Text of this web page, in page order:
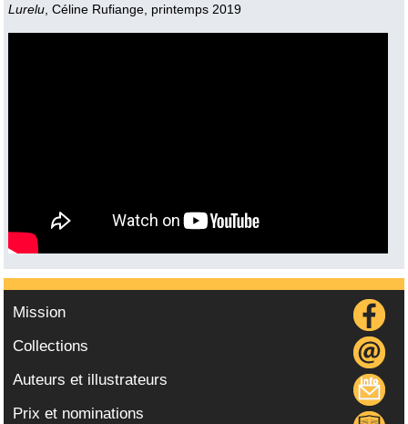
Lurelu, Céline Rufiange, printemps 2019
Mission
Collections
Auteurs et illustrateurs
Prix et nominations